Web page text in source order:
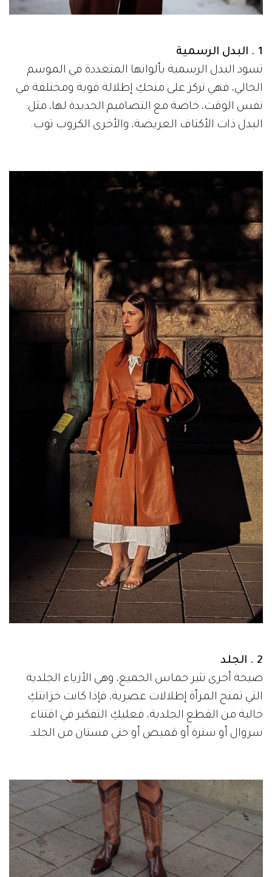
1 . البدل الرسمية
تسود البدل الرسمية بألوانها المتعددة في الموسم
الحالي، فهي تركز على منحكِ إطلالة قوية ومختلفة في
نفس الوقت، خاصة مع التصاميم الجديدة لها، مثل:
البدل ذات الأكتاف العريضة، والأخرى الكروب توب.
2 . الجلد
صيحة أخرى تثير حماس الجميع، وهي الأزياء الجلدية
التي تمنح المرأة إطلالات عصرية، فإذا كانت خزانتكِ
خالية من القطع الجلدية، فعليكِ التفكير في اقتناء
سروال أو سترة أو قميص أو حتى فستان من الجلد.